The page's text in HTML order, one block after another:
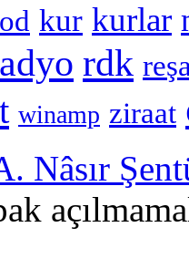
kur kurlar
rdk
winamp ziraat
Nâsır